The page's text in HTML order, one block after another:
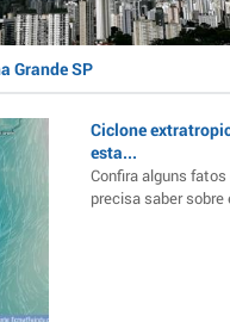
Grande SP
Ciclone
esta...
Confira alguns
precisa saber sobre